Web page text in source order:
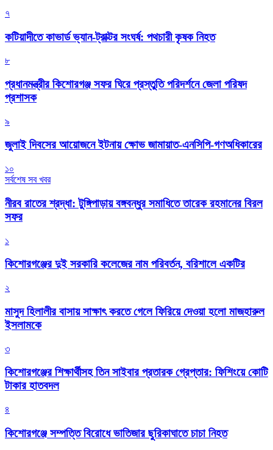
৭
কটিয়াদীতে কাভার্ড ভ্যান-ট্রাক্টর সংঘর্ষ: পথচারী কৃষক নিহত
৮
প্রধানমন্ত্রীর কিশোরগঞ্জ সফর ঘিরে প্রস্তুতি পরিদর্শনে জেলা পরিষদ
প্রশাসক
৯
জুলাই দিবসের আয়োজনে ইটনায় ক্ষোভ জামায়াত-এনসিপি-গণঅধিকারের
১০
সর্বশেষ সব খবর
নীরব রাতের শ্রদ্ধা: টুঙ্গিপাড়ায় বঙ্গবন্ধুর সমাধিতে তারেক রহমানের বিরল
সফর
১
কিশোরগঞ্জের দুই সরকারি কলেজের নাম পরিবর্তন, বরিশালে একটির
২
মাসুদ হিলালীর বাসায় সাক্ষাৎ করতে গেলে ফিরিয়ে দেওয়া হলো মাজহারুল
ইসলামকে
৩
কিশোরগঞ্জের শিক্ষার্থীসহ তিন সাইবার প্রতারক গ্রেপ্তার: ফিশিংয়ে কোটি
টাকার হাতবদল
৪
কিশোরগঞ্জে সম্পত্তি বিরোধে ভাতিজার ছুরিকাঘাতে চাচা নিহত